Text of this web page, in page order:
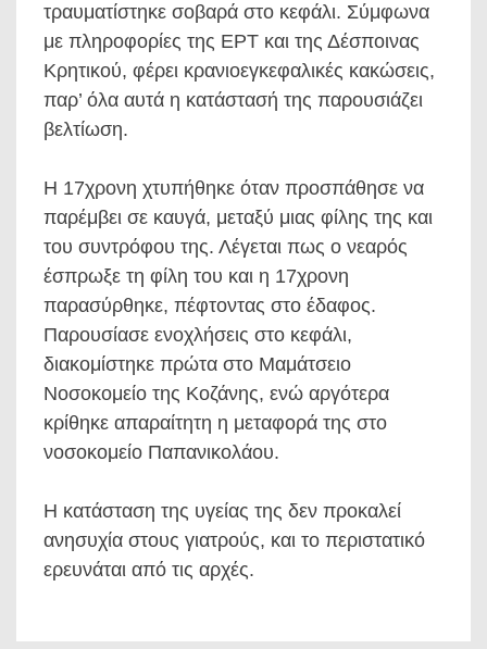
τραυματίστηκε σοβαρά στο κεφάλι. Σύμφωνα
με πληροφορίες της ΕΡΤ και της Δέσποινας
Κρητικού, φέρει κρανιοεγκεφαλικές κακώσεις,
παρ’ όλα αυτά η κατάστασή της παρουσιάζει
βελτίωση.
Η 17χρονη χτυπήθηκε όταν προσπάθησε να
παρέμβει σε καυγά, μεταξύ μιας φίλης της και
του συντρόφου της. Λέγεται πως ο νεαρός
έσπρωξε τη φίλη του και η 17χρονη
παρασύρθηκε, πέφτοντας στο έδαφος.
Παρουσίασε ενοχλήσεις στο κεφάλι,
διακομίστηκε πρώτα στο Μαμάτσειο
Νοσοκομείο της Κοζάνης, ενώ αργότερα
κρίθηκε απαραίτητη η μεταφορά της στο
νοσοκομείο Παπανικολάου.
Η κατάσταση της υγείας της δεν προκαλεί
ανησυχία στους γιατρούς, και το περιστατικό
ερευνάται από τις αρχές.